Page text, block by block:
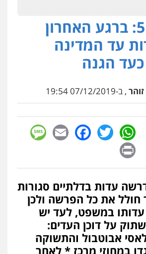
דרוויש נאשף
פשיעה חמורה
דיני תעבורה מעצרים וחקירות
חמורה אסירים
איהאב זבידאת
פשיעה חמורה
עבירות מין
יפעת שוורץ סיל
תעבורה
אליה חן ברק
פרשה 512: ברגע האחרון
עד המדינה
כעד הגנה
, ב-07/12/2019 19:54
WhatsApp
Twitter
Facebook
Email
עדות בדלתיים סגורות
את כל הפרשה ולכן
עדותו במשפט, לעד יש
על דוכן העדים:
אבוטבול והתשוקה
במחוזי מרכז * לאחר